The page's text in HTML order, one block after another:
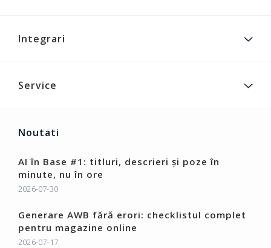
Integrari
Service
Noutati
AI în Base #1: titluri, descrieri și poze în
minute, nu în ore
2026-07-30
Generare AWB fără erori: checklistul complet
pentru magazine online
2026-07-17